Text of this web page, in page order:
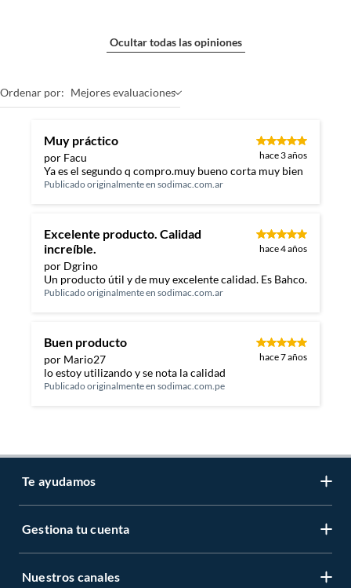
Ocultar todas las opiniones
Ordenar por: Mejores evaluaciones
Muy práctico
por Facu hace 3 años
Ya es el segundo q compro.muy bueno corta muy bien
Publicado originalmente en sodimac.com.ar
Excelente producto. Calidad
increíble.
por Dgrino
hace 4 años
Un producto útil y de muy excelente calidad. Es Bahco.
Publicado originalmente en sodimac.com.ar
Buen producto
por Mario27 hace 7 años
lo estoy utilizando y se nota la calidad
Publicado originalmente en sodimac.com.pe
Te ayudamos
LIbro de reclamaciones
Gestiona tu cuenta
Mi cuenta
Nuestros canales